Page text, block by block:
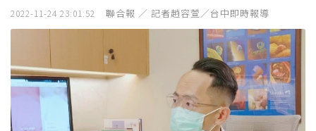
2022-11-24 23:01:52 聯合報 ／ 記者趙容萱／台中即時報導